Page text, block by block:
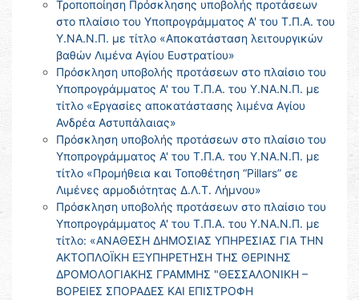
Τροποποίηση Πρόσκλησης υποβολής προτάσεων
στο πλαίσιο του Υποπρογράμματος Α' του Τ.Π.Α. του
Υ.ΝΑ.Ν.Π. με τίτλο «Αποκατάσταση λειτουργικών
βαθών Λιμένα Αγίου Ευστρατίου»
Πρόσκληση υποβολής προτάσεων στο πλαίσιο του
Υποπρογράμματος Α' του Τ.Π.Α. του Υ.ΝΑ.Ν.Π. με
τίτλο «Εργασίες αποκατάστασης λιμένα Αγίου
Ανδρέα Αστυπάλαιας»
Πρόσκληση υποβολής προτάσεων στο πλαίσιο του
Υποπρογράμματος Α' του Τ.Π.Α. του Υ.ΝΑ.Ν.Π. με
τίτλο «Προμήθεια και Τοποθέτηση “Pillars” σε
Λιμένες αρμοδιότητας Δ.Λ.Τ. Λήμνου»
Πρόσκληση υποβολής προτάσεων στο πλαίσιο του
Υποπρογράμματος Α' του Τ.Π.Α. του Υ.ΝΑ.Ν.Π. με
τίτλο: «ΑΝΑΘΕΣΗ ΔΗΜΟΣΙΑΣ ΥΠΗΡΕΣΙΑΣ ΓΙΑ ΤΗΝ
ΑΚΤΟΠΛΟΪΚΗ ΕΞΥΠΗΡΕΤΗΣΗ ΤΗΣ ΘΕΡΙΝΗΣ
ΔΡΟΜΟΛΟΓΙΑΚΗΣ ΓΡΑΜΜΗΣ "ΘΕΣΣΑΛΟΝΙΚΗ –
ΒΟΡΕΙΕΣ ΣΠΟΡΑΔΕΣ ΚΑΙ ΕΠΙΣΤΡΟΦΗ